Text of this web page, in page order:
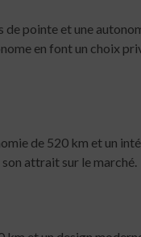
pointe et une
en font un choix
de 520 km et un
attrait sur le marché.